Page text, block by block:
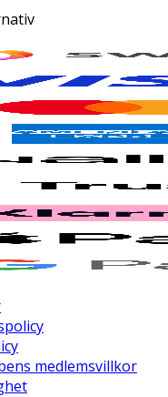
medlemsvillkor